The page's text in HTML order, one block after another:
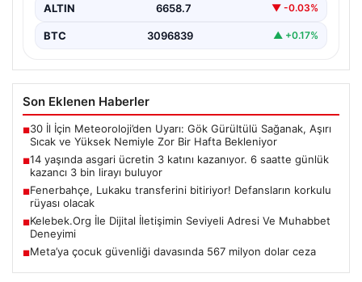
ALTIN 6658.7 ▼ -0.03%
BTC 3096839 ▲ +0.17%
Son Eklenen Haberler
■30 İl İçin Meteoroloji’den Uyarı: Gök Gürültülü Sağanak, Aşırı
Sıcak ve Yüksek Nemiyle Zor Bir Hafta Bekleniyor
■14 yaşında asgari ücretin 3 katını kazanıyor. 6 saatte günlük
kazancı 3 bin lirayı buluyor
■Fenerbahçe, Lukaku transferini bitiriyor! Defansların korkulu
rüyası olacak
■Kelebek.Org İle Dijital İletişimin Seviyeli Adresi Ve Muhabbet
Deneyimi
■Meta’ya çocuk güvenliği davasında 567 milyon dolar ceza